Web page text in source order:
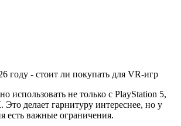
году - стоит ли покупать для VR-игр
использовать не только с PlayStation 5,
делает гарнитуру интереснее, но у
есть важные ограничения.